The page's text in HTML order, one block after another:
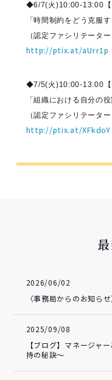
◆6/7(火)10:00-13:00【
「時間制約をどう克服
（認定ファシリテータ
http://ptix.at/aUrr1p
◆7/5(火)10:00-13:00【
「組織における自分の
（認定ファシリテータ
http://ptix.at/XFkdoY
2026/06/02
〈事務局からのお知らせ
2025/09/08
【ブログ】マネージャ
持の秘訣～